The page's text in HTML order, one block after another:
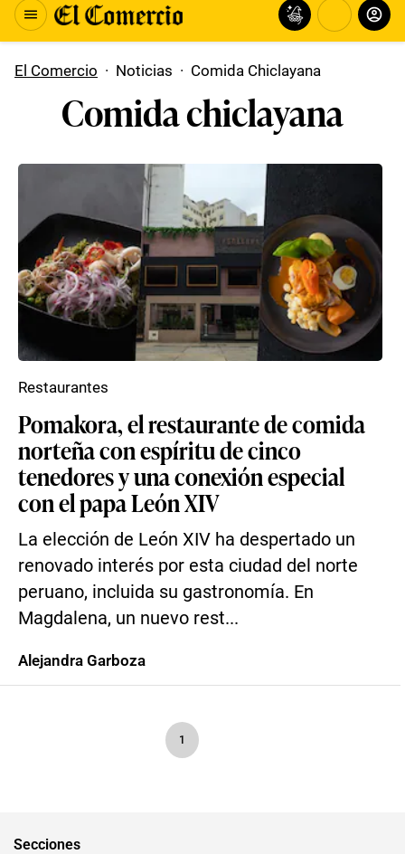
El Comercio · Noticias · Comida Chiclayana
Comida chiclayana
Pomakora, el restaurante de comida
norteña con espíritu de cinco
tenedores y una conexión especial
con el papa León XIV
La elección de León XIV ha despertado un
renovado interés por esta ciudad del norte
peruano, incluida su gastronomía. En
Magdalena, un nuevo rest...
Restaurantes
Alejandra Garboza
1
Secciones